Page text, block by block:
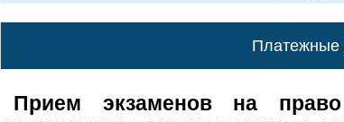
Платежные
Прием экзаменов на